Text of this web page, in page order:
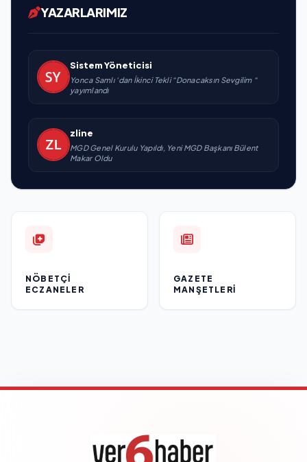
YAZARLARIMIZ
Sistem Yöneticisi
Yonca Samlı ‘dan İkinci Tekli “Donacaksın Sevgilim “
yayımlandı
zline
MGD Genel Kurulu Yapıldı, Yeni MGD Başkanı Bülent
Makar Oldu
NÖBETÇI
ECZANELER
GAZETE
MANŞETLERI